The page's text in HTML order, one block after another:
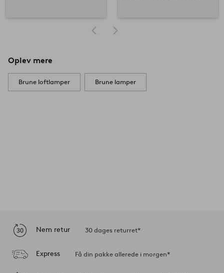
Oplev mere
Brune loftlamper Brune lamper
Nem retur 30 dages returret*
Express Få din pakke allerede i morgen*